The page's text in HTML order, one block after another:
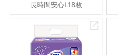
長時間安心L18枚